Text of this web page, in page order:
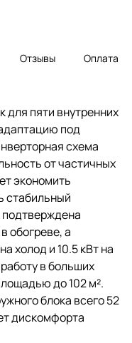
Отзывы Оплата
для пяти внутренних
под
схема
от частичных
экономить
стабильный
обогреве, а
холод и 10.5 кВт на
в больших
до 102 м².
блока всего 52
дискомфорта